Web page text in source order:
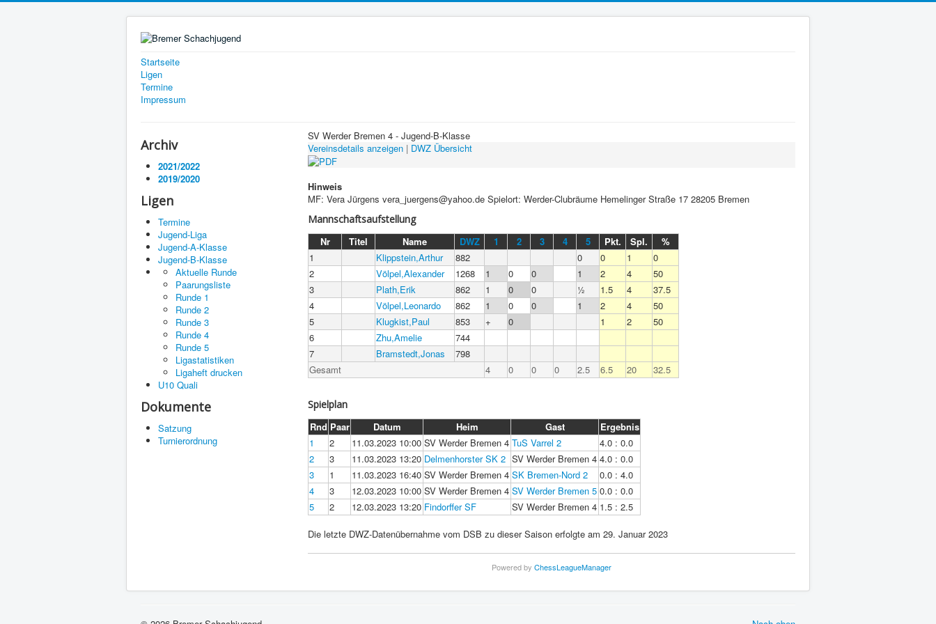
Startseite
Ligen
Termine
Impressum
Archiv
2021/2022
2019/2020
Ligen
Termine
Jugend-Liga
Jugend-A-Klasse
Jugend-B-Klasse
Aktuelle Runde
Paarungsliste
Runde 1
Runde 2
Runde 3
Runde 4
Runde 5
Ligastatistiken
Ligaheft drucken
U10 Quali
Dokumente
Satzung
Turnierordnung
SV Werder Bremen 4 - Jugend-B-Klasse
Vereinsdetails anzeigen | DWZ Übersicht
Hinweis
MF: Vera Jürgens vera_juergens@yahoo.de Spielort: Werder-Clubräume Hemelinger Straße 17 28205 Bremen
Mannschaftsaufstellung
Nr
Titel Name DWZ 1 2 3 4 5 Pkt. Spl.
%
1
Klippstein,Arthur 882 0 0 1
0
2
Völpel,Alexander 1268 1 0 0 1 2 4
50
3
Plath,Erik 862 1 0 0 ½ 1.5 4
37.5
4
Völpel,Leonardo 862 1 0 0 1 2 4
50
5
Klugkist,Paul 853 + 0 1 2
50
6
Zhu,Amelie
744
7
Bramstedt,Jonas
798
Gesamt
4 0 0 0 2.5 6.5 20 32.5
Spielplan
Rnd Paar Datum Heim Gast
Ergebnis
1
2 11.03.2023 10:00 SV Werder Bremen 4 TuS Varrel 2
4.0 : 0.0
2
3 11.03.2023 13:20 Delmenhorster SK 2 SV Werder Bremen 4 4.0 : 0.0
3
1 11.03.2023 16:40 SV Werder Bremen 4 SK Bremen-Nord 2
0.0 : 4.0
4
3 12.03.2023 10:00 SV Werder Bremen 4 SV Werder Bremen 5 0.0 : 0.0
5
2 12.03.2023 13:20 Findorffer SF SV Werder Bremen 4 1.5 : 2.5
Die letzte DWZ-Datenübernahme vom DSB zu dieser Saison erfolgte am 29. Januar 2023
Powered by ChessLeagueManager